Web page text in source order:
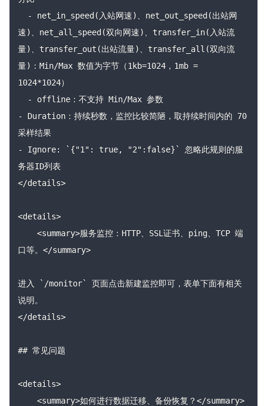
速)、net_all_speed(双向网速)、transfer_in(入站流
量)、transfer_out(出站流量)、transfer_all(双向流
量)：Min/Max 数值为字节（1kb=1024，1mb =
1024*1024）
- Duration：持续秒数，监控比较简陋，取持续时间内的 70
采样结果
- Ignore: `{"1": true, "2":false}` 忽略此规则的服
务器ID列表
</details>
<details>
    <summary>服务监控：HTTP、SSL证书、ping、TCP 端
口等。</summary>
进入 `/monitor` 页面点击新建监控即可，表单下面有相关
说明。
</details>
## 常见问题
<details>
    <summary>如何进行数据迁移、备份恢复？</summary>